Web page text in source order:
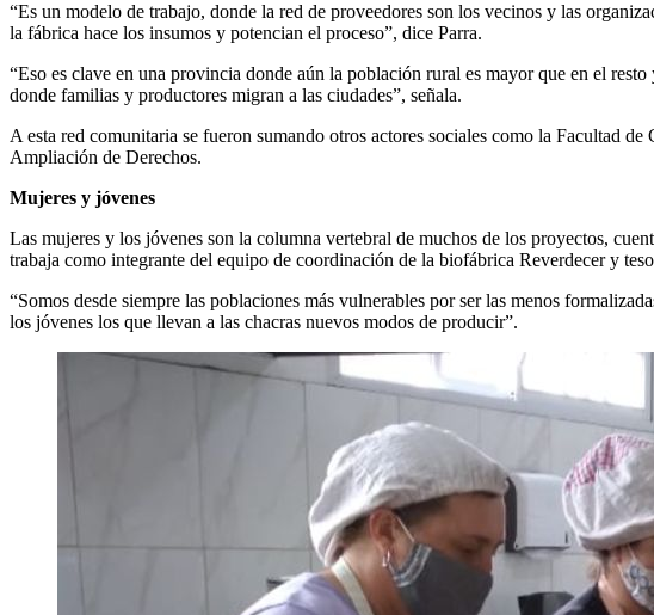
“Es un modelo de trabajo, donde la red de proveedores son los vecinos y las
la fábrica hace los insumos y potencian el proceso”, dice Parra.
“Eso es clave en una provincia donde aún la población rural es mayor que en el
donde familias y productores migran a las ciudades”, señala.
A esta red comunitaria se fueron sumando otros actores sociales como la Facultad
Ampliación de Derechos.
Mujeres y jóvenes
Las mujeres y los jóvenes son la columna vertebral de muchos de los proyectos,
trabaja como integrante del equipo de coordinación de la biofábrica Reverdecer y
“Somos desde siempre las poblaciones más vulnerables por ser las menos
los jóvenes los que llevan a las chacras nuevos modos de producir”.